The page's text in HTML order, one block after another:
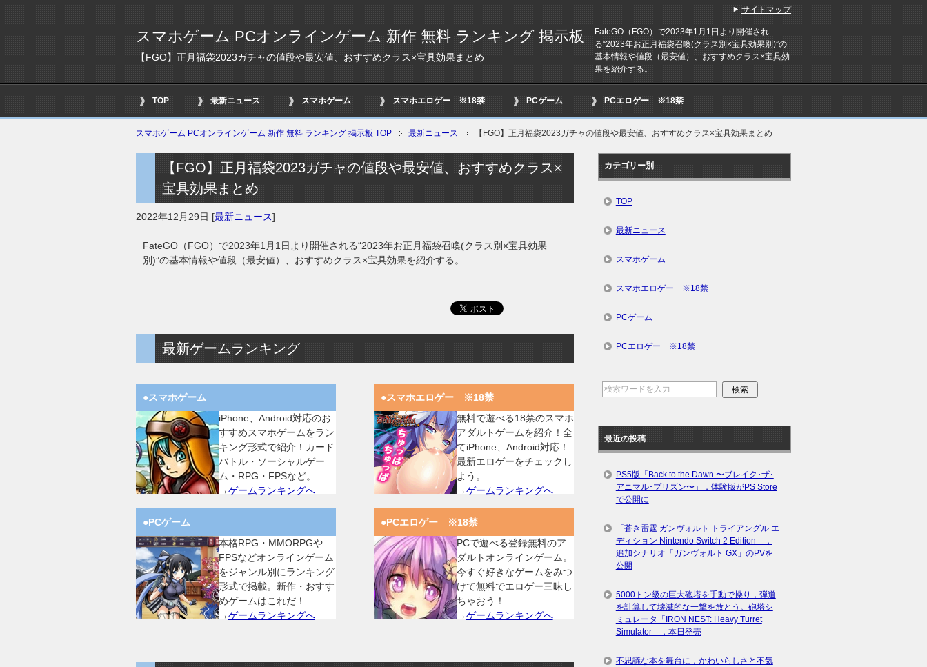
スマホゲーム PCオンラインゲーム 新作 無料 ランキング 掲示板
【FGO】正月福袋2023ガチャの値段や最安値、おすすめクラス×宝具効果まとめ
FateGO（FGO）で2023年1月1日より開催され
る“2023年お正月福袋召喚(クラス別×宝具効果別)”の
基本情報や値段（最安値）、おすすめクラス×宝具効
果を紹介する。
TOP 最新ニュース スマホゲーム スマホエロゲー ※18禁 PCゲーム PCエロゲー ※18禁
スマホゲーム PCオンラインゲーム 新作 無料 ランキング 掲示板 TOP 最新ニュース 【FGO】正月福袋2023ガチャの値段や最安値、おすすめクラス×宝具効果まとめ
【FGO】正月福袋2023ガチャの値段や最安値、おすすめクラス×
宝具効果まとめ
2022年12月29日 [最新ニュース]
FateGO（FGO）で2023年1月1日より開催される“2023年お正月福袋召喚(クラス別×宝具効果
別)”の基本情報や値段（最安値）、おすすめクラス×宝具効果を紹介する。
最新ゲームランキング
●スマホゲーム
iPhone、Android対応のお
すすめスマホゲームをラン
キング形式で紹介！カード
バトル・ソーシャルゲー
ム・RPG・FPSなど。
→ゲームランキングへ
●スマホエロゲー ※18禁
無料で遊べる18禁のスマホ
アダルトゲームを紹介！全
てiPhone、Android対応！
最新エロゲーをチェックし
よう。
→ゲームランキングへ
●PCゲーム
本格RPG・MMORPGや
FPSなどオンラインゲーム
をジャンル別にランキング
形式で掲載。新作・おすす
めゲームはこれだ！
→ゲームランキングへ
●PCエロゲー ※18禁
PCで遊べる登録無料のア
ダルトオンラインゲーム。
今すぐ好きなゲームをみつ
けて無料でエロゲー三昧し
ちゃおう！
→ゲームランキングへ
カテゴリー別
TOP
最新ニュース
スマホゲーム
スマホエロゲー ※18禁
PCゲーム
PCエロゲー ※18禁
最近の投稿
PS5版「Back to the Dawn 〜ブレイク･ザ･
アニマル･プリズン〜」，体験版がPS Store
で公開に
「蒼き雷霆 ガンヴォルト トライアングル エ
ディション Nintendo Switch 2 Edition」，
追加シナリオ「ガンヴォルト GX」のPVを
公開
5000トン級の巨大砲塔を手動で操り，弾道
を計算して壊滅的な一撃を放とう。砲塔シ
ミュレータ「IRON NEST: Heavy Turret
Simulator」，本日発売
不思議な本を舞台に，かわいらしさと不気
サイトマップ